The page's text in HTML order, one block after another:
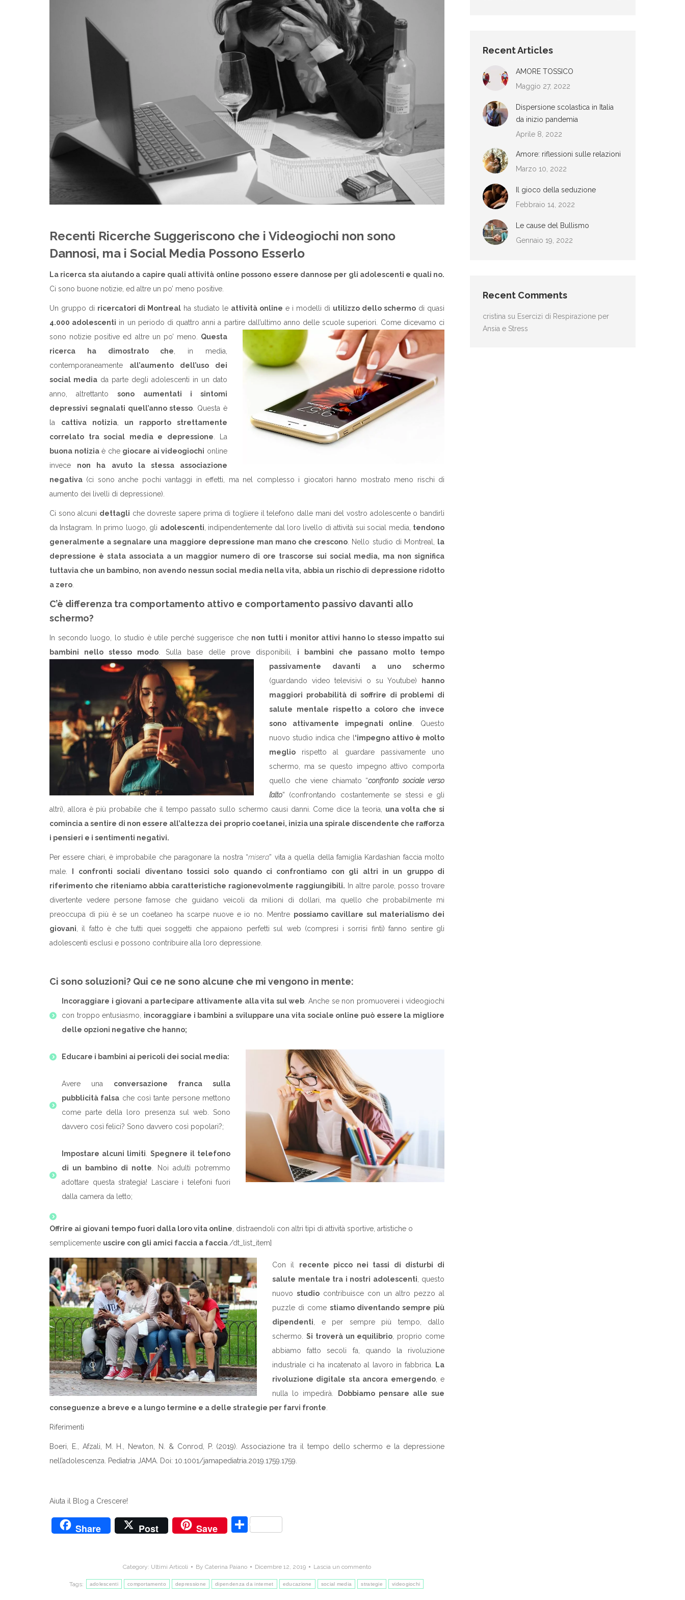
Recenti Ricerche Suggeriscono che i Videogiochi non sono
Dannosi, ma i Social Media Possono Esserlo
La ricerca sta aiutando a capire quali attività online possono essere dannose per gli adolescenti e quali no.
Ci sono buone notizie, ed altre un po’ meno positive.
Un gruppo di ricercatori di Montreal ha studiato le attività online e i modelli di utilizzo dello schermo di quasi
4.000 adolescenti in un periodo di quattro anni a partire dall’ultimo anno delle scuole superiori. Come dicevamo ci
sono notizie positive ed altre un po’ meno. Questa
ricerca ha dimostrato che , in media,
contemporaneamente all’aumento dell’uso dei
social media da parte degli adolescenti in un dato
anno, altrettantosono aumentati i sintomi
depressivi segnalati quell’anno stesso . Questa è
la cattiva notizia, un rapporto strettamente
correlato tra social media e depressione . La
buona notiziaè che giocare ai videogiochi online
invece non ha avuto la stessa associazione
negativa (ci sono anche pochi vantaggi in effetti, ma nel complesso i giocatori hanno mostrato meno rischi di
aumento dei livelli di depressione).
Ci sono alcuni dettagli che dovreste sapere prima di togliere il telefono dalle mani del vostro adolescente o bandirli
da Instagram. In primo luogo, gli adolescenti , indipendentemente dal loro livello di attività sui social media, tendono
generalmente a segnalare una maggiore depressione man mano che crescono . Nello studio di Montreal,
la
depressione è stata associata a un maggior numero di ore trascorse sui social media, ma non significa
tuttavia che un bambino, non avendo nessun social media nella vita, abbia un rischio di depressione ridotto
a zero
C’è differenza tra comportamento attivo e comportamento passivo davanti allo
schermo?
In secondo luogo, lo studio è utile perché suggerisce che non tutti i monitor attivi hanno lo stesso impatto sui
bambini nello stesso modo . Sulla base delle prove disponibili, i bambini che passano molto tempo
passivamente davanti a uno schermo
(guardando video televisivi o su Youtube)
hanno
maggiori probabilità di soffrire di problemi di
salute mentale rispetto a coloro che invece
sono attivamente impegnati online . Questo
nuovo studio indica che l ‘impegno attivo è molto
meglio rispetto al guardare passivamente uno
schermo, ma se questo impegno attivo comporta
quello che viene chiamato “confronto sociale verso
l’alto” (confrontando costantemente se stessi e gli
altri), allora è più probabile che il tempo passato sullo schermo causi danni. Come dice la teoria, una volta che si
comincia a sentire di non essere all’altezza dei proprio coetanei, inizia una spirale discendente che rafforza
i pensieri e i sentimenti negativi.
Per essere chiari, è improbabile che paragonare la nostra “misera” vita a quella della famiglia Kardashian faccia molto
male.
I confronti sociali diventano tossici solo quando ci confrontiamo con gli altri in un gruppo di
riferimento che riteniamo abbia caratteristiche ragionevolmente raggiungibili. In altre parole, posso trovare
divertente vedere persone famose che guidano veicoli da milioni di dollari, ma quello che probabilmente mi
preoccupa di più è se un coetaneo ha scarpe nuove e io no. Mentre possiamo cavillare sul materialismo dei
giovani , il fatto è che tutti quei soggetti che appaiono perfetti sul web (compresi i sorrisi finti) fanno sentire gli
adolescenti esclusi e possono contribuire alla loro depressione.
Ci sono soluzioni? Qui ce ne sono alcune che mi vengono in mente:
Incoraggiare i giovani a partecipare attivamente alla vita sul web . Anche se non promuoverei i videogiochi
con troppo entusiasmo, incoraggiare i bambini a sviluppare una vita sociale online può essere la migliore
delle opzioni negative che hanno;
Educare i bambini ai pericoli dei social media:
Avere una conversazione franca sulla
pubblicità falsa che così tante persone mettono
come parte della loro presenza sul web. Sono
davvero così felici? Sono davvero così popolari?;
Impostare alcuni limiti
Spegnere il telefono
di un bambino di notte . Noi adulti potremmo
adottare questa strategia! Lasciare i telefoni fuori
dalla camera da letto;
Offrire ai giovani tempo fuori dalla loro vita online , distraendoli con altri tipi di attività sportive, artistiche o
semplicemente uscire con gli amici faccia a faccia /dt_list_item]
Con il recente picco nei tassi di disturbi di
salute mentale tra i nostri adolescenti , questo
nuovo studio contribuisce con un altro pezzo al
puzzle di come stiamo diventando sempre più
dipendenti , e per sempre più tempo, dallo
schermo. Si troverà un equilibrio , proprio come
abbiamo fatto secoli fa, quando la rivoluzione
industriale ci ha incatenato al lavoro in fabbrica.
La
rivoluzione digitale sta ancora emergendo, e
nulla lo impedirà.
Dobbiamo pensare alle sue
conseguenze a breve e a lungo termine e a delle strategie per farvi fronte
Riferimenti
Boeri, E., Afzali, M. H., Newton, N. & Conrod, P. (2019). Associazione tra il tempo dello schermo e la depressione
nell’adolescenza. Pediatria JAMA. Doi: 10.1001/jamapediatria.2019. 1759.1759.
Aiuta il Blog a Crescere!
Share Post Save Condividi
Category: Ultimi Articoli By Caterina Paiano Dicembre 12, 2019 Lascia un commento
Tags: adolescenti comportamento depressione dipendenza da internet educazione social media strategie videogiochi
Recent Articles
AMORE TOSSICO
Maggio 27, 2022
Dispersione scolastica in Italia
da inizio pandemia
Aprile 8, 2022
Amore: riflessioni sulle relazioni
Marzo 10, 2022
Il gioco della seduzione
Febbraio 14, 2022
Le cause del Bullismo
Gennaio 19, 2022
Recent Comments
cristina su Esercizi di Respirazione per
Ansia e Stress